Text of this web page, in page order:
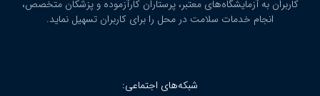
کاربران به آزمایشگاه‌های معتبر، پرستاران کارآزموده و پزشکان متخصص،
انجام خدمات سلامت در محل را برای کاربران تسهیل نماید.
شبکه‌های اجتماعی: